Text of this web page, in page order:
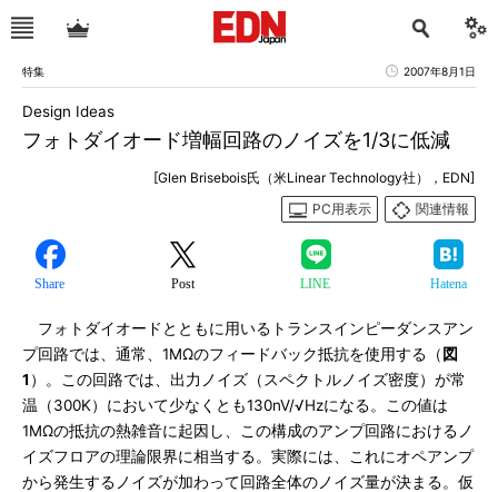
特集 2007年8月1日
フォトダイオード増幅回路のノイズを1/3に低減
Design Ideas
[Glen Brisebois氏（米Linear Technology社），EDN]
PC用表示
関連情報
Share Post LINE Hatena
フォトダイオードとともに用いるトランスインピーダンスアン
プ回路では、通常、1MΩのフィードバック抵抗を使用する（ 図
1 ）。この回路では、出力ノイズ（スペクトルノイズ密度）が常
温（300K）において少なくとも130nV/√Hzになる。この値は
1MΩの抵抗の熱雑音に起因し、この構成のアンプ回路におけるノ
イズフロアの理論限界に相当する。実際には、これにオペアンプ
から発生するノイズが加わって回路全体のノイズ量が決まる。仮